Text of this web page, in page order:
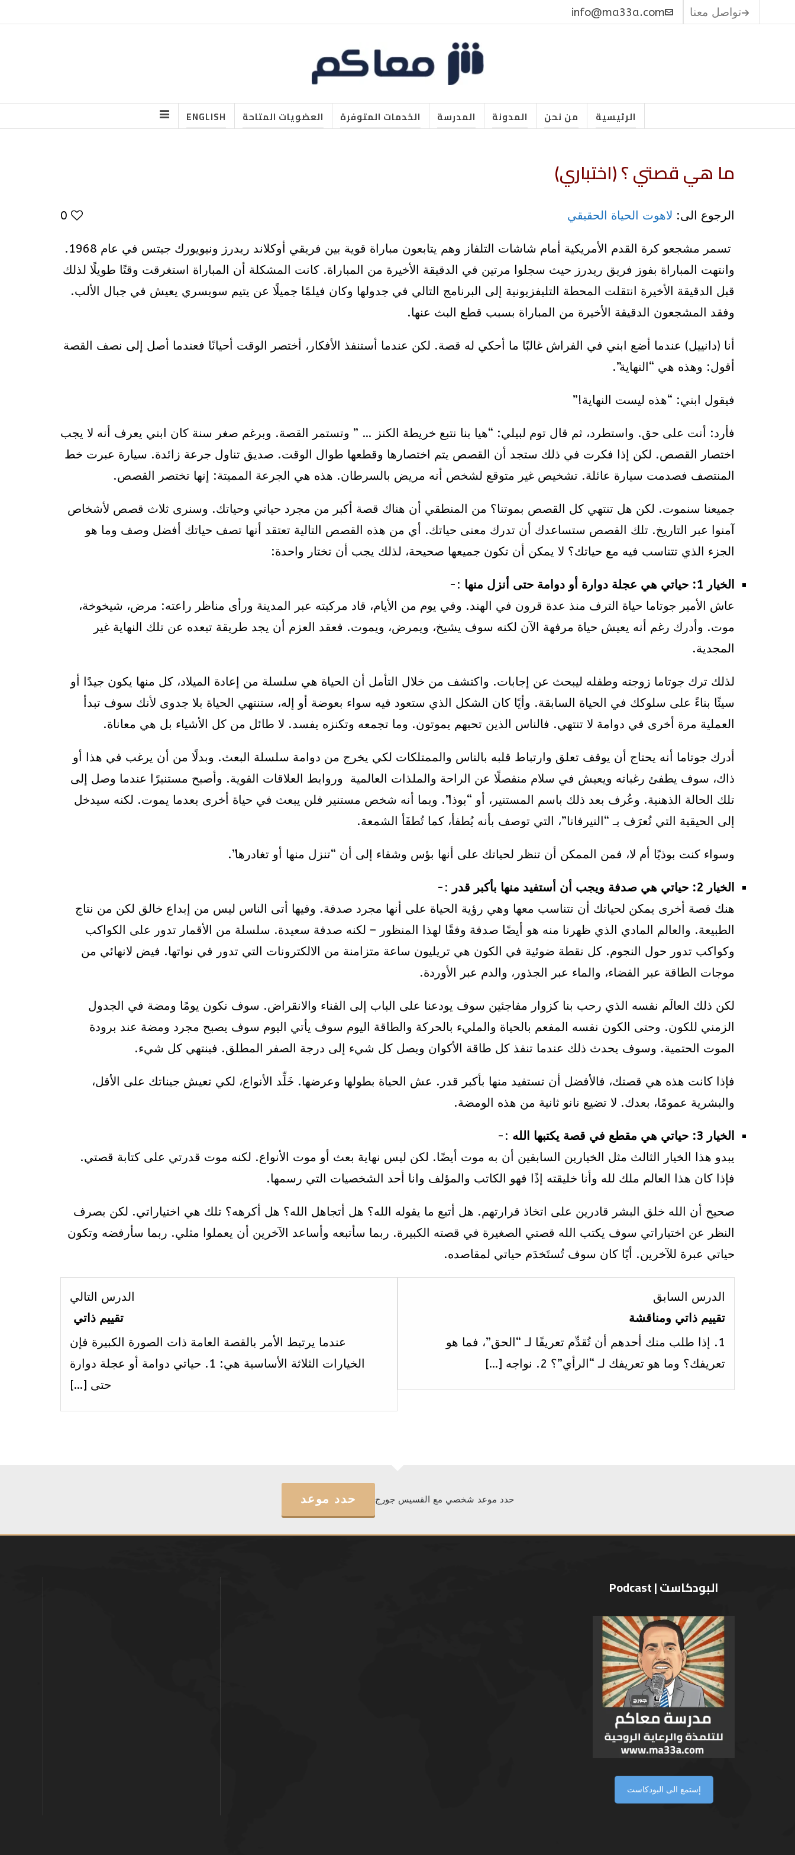
تواصل معنا info@ma33a.com
الرئيسية من نحن المدونة المدرسة الخدمات المتوفرة العضويات المتاحة ENGLISH
ما هي قصتي ؟ (اختباري)
الرجوع الى: لاهوت الحياة الحقيقي 0
تسمر مشجعو كرة القدم الأمريكية أمام شاشات التلفاز وهم يتابعون مباراة قوية بين فريقي أوكلاند ريدرز ونيويورك جيتس في عام 1968.
وانتهت المباراة بفوز فريق ريدرز حيث سجلوا مرتين في الدقيقة الأخيرة من المباراة. كانت المشكلة أن المباراة استغرقت وقتًا طويلًا لذلك
قبل الدقيقة الأخيرة انتقلت المحطة التليفزيونية إلى البرنامج التالي في جدولها وكان فيلمًا جميلًا عن يتيم سويسري يعيش في جبال الألب.
وفقد المشجعون الدقيقة الأخيرة من المباراة بسبب قطع البث عنها.
أنا (دانييل) عندما أضع ابني في الفراش غالبًا ما أحكي له قصة. لكن عندما أستنفذ الأفكار، أختصر الوقت أحيانًا فعندما أصل إلى نصف القصة
أقول: وهذه هي “النهاية”.
فيقول ابني: “هذه ليست النهاية!”
فأرد: أنت على حق. واستطرد، ثم قال توم لبيلي: “هيا بنا نتبع خريطة الكنز … ” وتستمر القصة. وبرغم صغر سنة كان ابني يعرف أنه لا يجب
اختصار القصص. لكن إذا فكرت في ذلك ستجد أن القصص يتم اختصارها وقطعها طوال الوقت. صديق تناول جرعة زائدة. سيارة عبرت خط
المنتصف فصدمت سيارة عائلة. تشخيص غير متوقع لشخص أنه مريض بالسرطان. هذه هي الجرعة المميتة: إنها تختصر القصص.
جميعنا سنموت. لكن هل تنتهي كل القصص بموتنا؟ من المنطقي أن هناك قصة أكبر من مجرد حياتي وحياتك. وسنرى ثلاث قصص لأشخاص
آمنوا عبر التاريخ. تلك القصص ستساعدك أن تدرك معنى حياتك. أي من هذه القصص التالية تعتقد أنها تصف حياتك أفضل وصف وما هو
الجزء الذي تتناسب فيه مع حياتك؟ لا يمكن أن تكون جميعها صحيحة، لذلك يجب أن تختار واحدة:
الخيار 1: حياتي هي عجلة دوارة أو دوامة حتى أنزل منها
:-
عاش الأمير جوتاما حياة الترف منذ عدة قرون في الهند. وفي يوم من الأيام، قاد مركبته عبر المدينة ورأى مناظر راعته: مرض، شيخوخة،
موت. وأدرك رغم أنه يعيش حياة مرفهة الآن لكنه سوف يشيخ، ويمرض، ويموت. فعقد العزم أن يجد طريقة تبعده عن تلك النهاية غير
المجدية.
لذلك ترك جوتاما زوجته وطفله ليبحث عن إجابات. واكتشف من خلال التأمل أن الحياة هي سلسلة من إعادة الميلاد، كل منها يكون جيدًا أو
سيئًا بناءً على سلوكك في الحياة السابقة. وأيًا كان الشكل الذي ستعود فيه سواء بعوضة أو إله، ستنتهي الحياة بلا جدوى لأنك سوف تبدأ
العملية مرة أخرى في دوامة لا تنتهي. فالناس الذين تحبهم يموتون. وما تجمعه وتكنزه يفسد. لا طائل من كل الأشياء بل هي معاناة.
أدرك جوتاما أنه يحتاج أن يوقف تعلق وارتباط قلبه بالناس والممتلكات لكي يخرج من دوامة سلسلة البعث. وبدلًا من أن يرغب في هذا أو
ذاك، سوف يطفئ رغباته ويعيش في سلام منفصلًا عن الراحة والملذات العالمية وروابط العلاقات القوية. وأصبح مستنيرًا عندما وصل إلى
تلك الحالة الذهنية. وعُرف بعد ذلك باسم المستنير، أو “بوذا”. وبما أنه شخص مستنير فلن يبعث في حياة أخرى بعدما يموت. لكنه سيدخل
إلى الحيقية التي تُعرَف بـ “النيرفانا”، التي توصف بأنه يُطفأ، كما تُطفَأ الشمعة.
وسواء كنت بوذيًا أم لا، فمن الممكن أن تنظر لحياتك على أنها بؤس وشقاء إلى أن “تنزل منها أو تغادرها”.
الخيار 2: حياتي هي صدفة ويجب أن أستفيد منها بأكبر قدر
:-
هنك قصة أخرى يمكن لحياتك أن تتناسب معها وهي رؤية الحياة على أنها مجرد صدفة. وفيها أتى الناس ليس من إبداع خالق لكن من نتاج
الطبيعة. والعالم المادي الذي ظهرنا منه هو أيضًا صدفة وفقًا لهذا المنظور – لكنه صدفة سعيدة. سلسلة من الأقمار تدور على الكواكب
وكواكب تدور حول النجوم. كل نقطة ضوئية في الكون هي تريليون ساعة متزامنة من الالكترونات التي تدور في نواتها. فيض لانهائي من
موجات الطاقة عبر الفضاء، والماء عبر الجذور، والدم عبر الأوردة.
لكن ذلك العالَم نفسه الذي رحب بنا كزوار مفاجئين سوف يودعنا على الباب إلى الفناء والانقراض. سوف نكون يومًا ومضة في الجدول
الزمني للكون. وحتى الكون نفسه المفعم بالحياة والمليء بالحركة والطاقة اليوم سوف يأتي اليوم سوف يصبح مجرد ومضة عند برودة
الموت الحتمية. وسوف يحدث ذلك عندما تنفذ كل طاقة الأكوان ويصل كل شيء إلى درجة الصفر المطلق. فينتهي كل شيء.
فإذا كانت هذه هي قصتك، فالأفضل أن تستفيد منها بأكبر قدر. عش الحياة بطولها وعرضها. خَلِّد الأنواع، لكي تعيش جيناتك على الأقل،
والبشرية عمومًا، بعدك. لا تضيع نانو ثانية من هذه الومضة.
الخيار 3: حياتي هي مقطع في قصة يكتبها الله
:-
يبدو هذا الخيار الثالث مثل الخيارين السابقين أن به موت أيضًا. لكن ليس نهاية بعث أو موت الأنواع. لكنه موت قدرتي على كتابة قصتي.
فإذا كان هذا العالم ملك لله وأنا خليقته إذًا فهو الكاتب والمؤلف وانا أحد الشخصيات التي رسمها.
صحيح أن الله خلق البشر قادرين على اتخاذ قرارتهم. هل أتبع ما يقوله الله؟ هل أتجاهل الله؟ هل أكرهه؟ تلك هي اختياراتي. لكن بصرف
النظر عن اختياراتي سوف يكتب الله قصتي الصغيرة في قصته الكبيرة. ربما سأتبعه وأساعد الآخرين أن يعملوا مثلي. ربما سأرفضه وتكون
حياتي عبرة للآخرين. أيًا كان سوف تُستَخدَم حياتي لمقاصده.
الدرس السابق
تقييم ذاتي ومناقشة
1. إذا طلب منك أحدهم أن تُقدِّم تعريفًا لـ “الحق”، فما هو
تعريفك؟ وما هو تعريفك لـ “الرأي”؟ 2. نواجه […]
الدرس التالي
تقييم ذاتي
عندما يرتبط الأمر بالقصة العامة ذات الصورة الكبيرة فإن
الخيارات الثلاثة الأساسية هي: 1. حياتي دوامة أو عجلة دوارة
حتى […]
Lesson
حدد موعد شخصي مع القسيس جورج حدد موعد
البودكاست | Podcast
إستمع الى البودكاست